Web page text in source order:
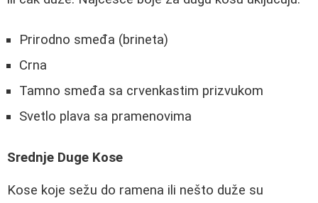
Prirodno smeđa (brineta)
Crna
Tamno smeđa sa crvenkastim prizvukom
Svetlo plava sa pramenovima
Srednje Duge Kose
Kose koje sežu do ramena ili nešto duže su